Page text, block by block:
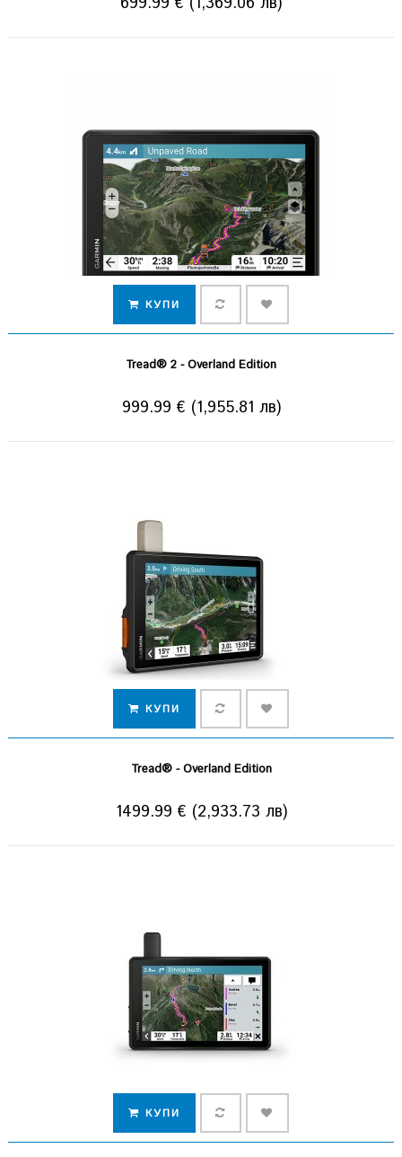
КУПИ
Tread® 2 - Overland Edition
999.99 € (1,955.81 лв)
КУПИ
Tread® - Overland Edition
1499.99 € (2,933.73 лв)
КУПИ